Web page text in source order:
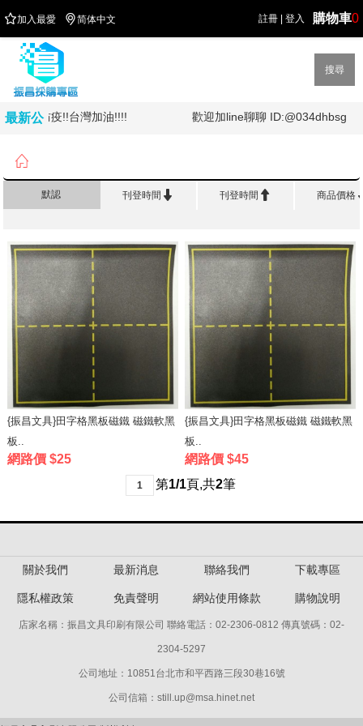
註冊 登入 購物車0
加入最愛 简体中文
搜尋
最新公
全民防疫!!台灣加油!!!! 歡迎加line聊聊 ID:@034dhbsg

默認 刊登時間  刊登時間  商品價格
{振昌文具}田字格黑板磁鐵 磁鐵軟黑
板..
網路價 $25
{振昌文具}田字格黑板磁鐵 磁鐵軟黑
板..
網路價 $45
1 第1/1頁,共2筆
關於我們 最新消息 聯絡我們 下載專區
隱私權政策 免責聲明 網站使用條款 購物說明
店家名稱：振昌文具印刷有限公司 聯絡電話：02-2306-0812 傳真號碼：02-
2304-5297
公司地址：10851台北市和平西路三段30巷16號
公司信箱：still.up@msa.hinet.net